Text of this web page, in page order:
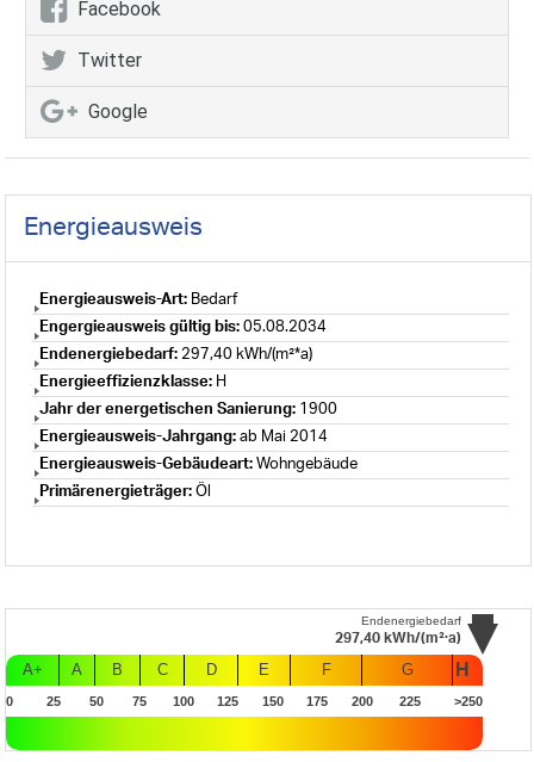
Facebook
Twitter
Google
Energieausweis
Energieausweis-Art: Bedarf
Engergieausweis gültig bis: 05.08.2034
Endenergiebedarf: 297,40 kWh/(m²*a)
Energieeffizienzklasse: H
Jahr der energetischen Sanierung: 1900
Energieausweis-Jahrgang: ab Mai 2014
Energieausweis-Gebäudeart: Wohngebäude
Primärenergieträger: Öl
Endenergiebedarf
297,40 kWh/(m²·a)
A+ A B C D E F G H
0 25 50 75 100 125 150 175 200 225 >250